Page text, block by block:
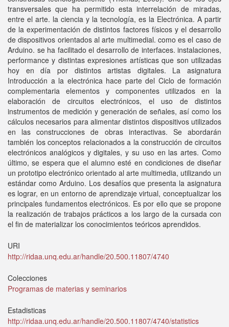
transversales que ha permitido esta interrelación de miradas,
entre el arte. la ciencia y la tecnología, es la Electrónica. A partir
de la experimentación de distintos factores físicos y el desarrollo
de dispositivos orientados al arte multimedial. como es el caso de
Arduino. se ha facilitado el desarrollo de interfaces. instalaciones,
performance y distintas expresiones artísticas que son utilizadas
hoy en día por distintos artistas digitales. La asignatura
Introducción a la electrónica hace parte del Ciclo de formación
complementaria elementos y componentes utilizados en la
elaboración de circuitos electrónicos, el uso de distintos
instrumentos de medición y generación de señales, así como los
cálculos necesarios para alimentar distintos dispositivos utilizados
en las construcciones de obras interactivas. Se abordarán
también los conceptos relacionados a la construcción de circuitos
electrónicos analógicos y digitales, y su uso en las artes. Como
último, se espera que el alumno esté en condiciones de diseñar
un prototipo electrónico orientado al arte multimedia, utilizando un
estándar como Arduino. Los desafíos que presenta la asignatura
es lograr, en un entorno de aprendizaje virtual, conceptualizar los
principales fundamentos electrónicos. Es por ello que se propone
la realización de trabajos prácticos a los largo de la cursada con
el fin de materializar los conocimientos teóricos aprendidos.
URI
http://ridaa.unq.edu.ar/handle/20.500.11807/4740
Colecciones
Programas de materias y seminarios
Estadisticas
http://ridaa.unq.edu.ar/handle/20.500.11807/4740/statistics